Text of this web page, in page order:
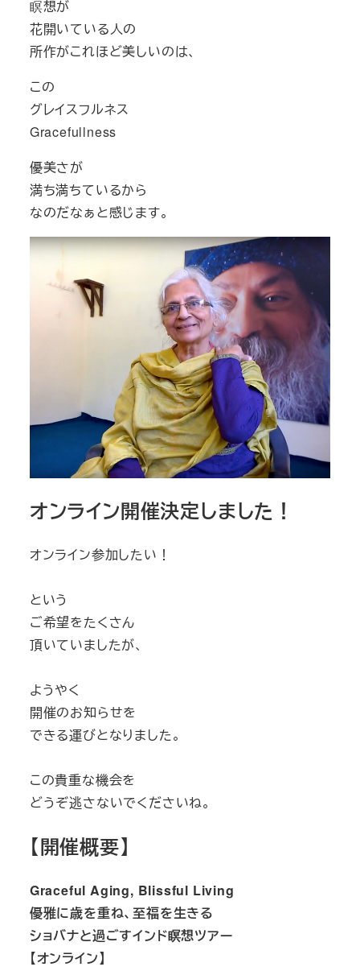
​瞑想が
花開いている人の
所作がこれほど美しいのは、
​この
グレイスフルネス
Gracefullness
​優美さが
満ち満ちているから
なのだなぁと感じます。
​オンライン開催決定しました！
オンライン参加したい！
という
ご希望をたくさん
頂いていましたが、
ようやく
開催のお知らせを
できる運びとなりました。
この貴重な機会を
どうぞ逃さないでくださいね。
【開催概要】
Graceful Aging, Blissful Living
優雅に歳を重ね、至福を生きる
ショバナと過ごすインド瞑想ツアー
【オンライン】